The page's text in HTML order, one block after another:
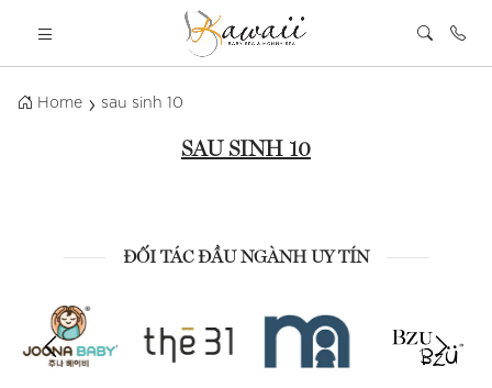
Home sau sinh 10
SAU SINH 10
ĐỐI TÁC ĐẦU NGÀNH UY TÍN